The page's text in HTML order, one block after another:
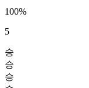
100%
5
승
승
승